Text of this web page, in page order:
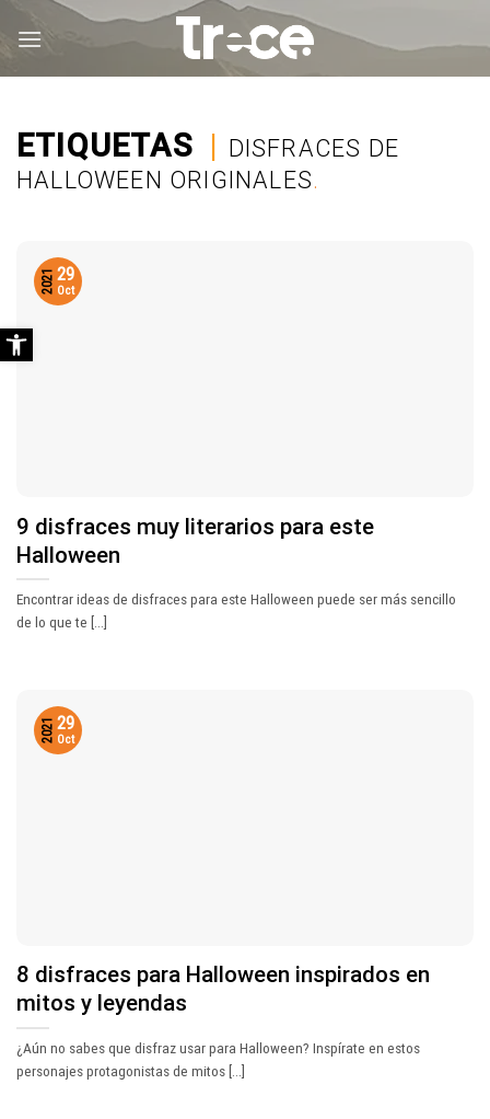
ETIQUETAS | DISFRACES DE
HALLOWEEN ORIGINALES.
9 disfraces muy literarios para este
Halloween
Encontrar ideas de disfraces para este Halloween puede ser más sencillo
de lo que te [...]
29
Oct
2021
8 disfraces para Halloween inspirados en
mitos y leyendas
¿Aún no sabes que disfraz usar para Halloween? Inspírate en estos
personajes protagonistas de mitos [...]
29
Oct
2021
Abrir barra de herramientas